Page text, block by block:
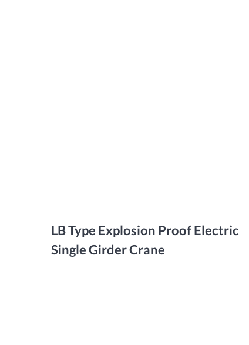
LB Type Explosion Proof Electric
Single Girder Crane